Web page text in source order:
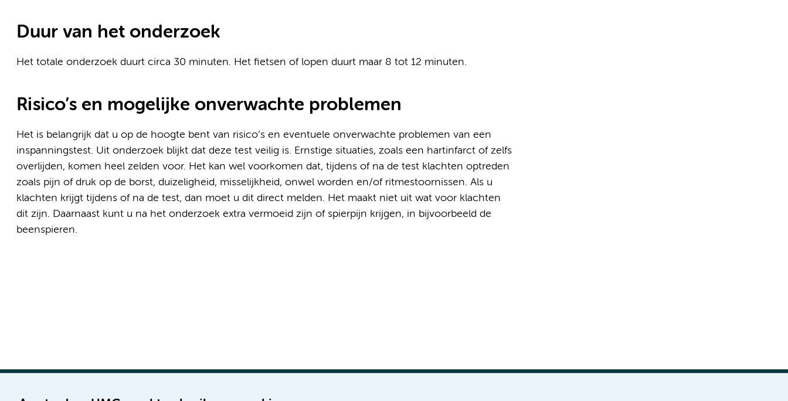
Duur van het onderzoek
Het totale onderzoek duurt circa 30 minuten. Het fietsen of lopen duurt maar 8 tot 12 minuten.
Risico’s en mogelijke onverwachte problemen
Het is belangrijk dat u op de hoogte bent van risico’s en eventuele onverwachte problemen van een
inspanningstest. Uit onderzoek blijkt dat deze test veilig is. Ernstige situaties, zoals een hartinfarct of zelfs
overlijden, komen heel zelden voor. Het kan wel voorkomen dat, tijdens of na de test klachten optreden
zoals pijn of druk op de borst, duizeligheid, misselijkheid, onwel worden en/of ritmestoornissen. Als u
klachten krijgt tijdens of na de test, dan moet u dit direct melden. Het maakt niet uit wat voor klachten
dit zijn. Daarnaast kunt u na het onderzoek extra vermoeid zijn of spierpijn krijgen, in bijvoorbeeld de
beenspieren.